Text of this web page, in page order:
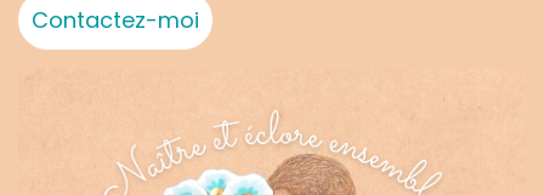
Contactez-moi